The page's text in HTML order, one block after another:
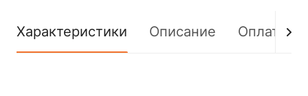
Характеристики Описание Оплата